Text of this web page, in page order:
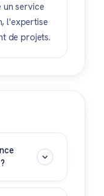
un service
l'expertise
de projets.
SA